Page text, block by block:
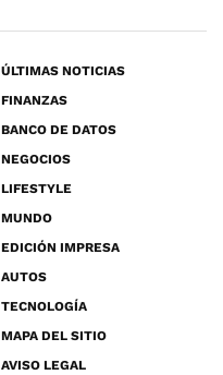
ÚLTIMAS NOTICIAS
FINANZAS
BANCO DE DATOS
NEGOCIOS
LIFESTYLE
MUNDO
EDICIÓN IMPRESA
AUTOS
TECNOLOGÍA
MAPA DEL SITIO
AVISO LEGAL